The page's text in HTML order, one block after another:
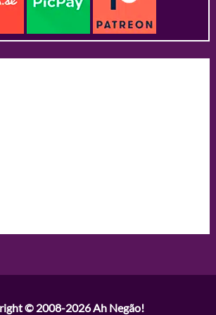
© 2008-2026Ah Negão!